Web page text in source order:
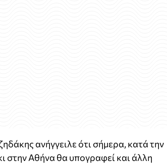
ανήγγειλε ότι σήμερα, κατά την
στην Αθήνα θα υπογραφεί και άλλη